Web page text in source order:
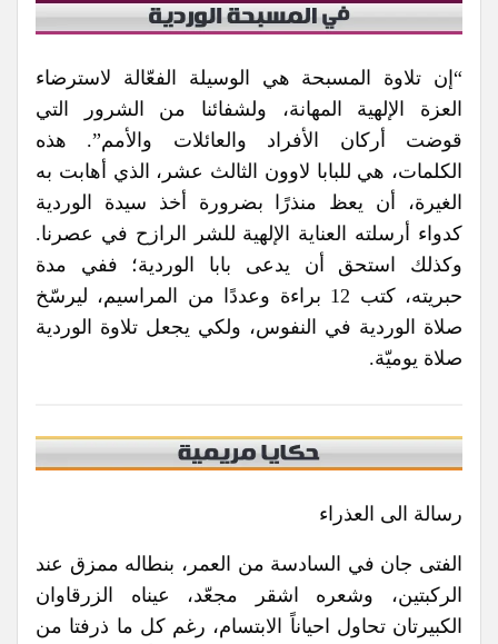
“إن تلاوة المسبحة هي الوسيلة الفعّالة لاسترضاء
العزة الإلهية المهانة، ولشفائنا من الشرور التي
قوضت أركان الأفراد والعائلات والأمم”. هذه
الكلمات، هي للبابا لاوون الثالث عشر، الذي أهابت به
الغيرة، أن يعظ منذرًا بضرورة أخذ سيدة الوردية
كدواء أرسلته العناية الإلهية للشر الرازح في عصرنا.
وكذلك استحق أن يدعى بابا الوردية؛ ففي مدة
حبريته، كتب 12 براءة وعددًا من المراسيم، ليرسّخ
صلاة الوردية في النفوس، ولكي يجعل تلاوة الوردية
صلاة يوميّة.
رسالة الى العذراء
الفتى جان في السادسة من العمر، بنطاله ممزق عند
الركبتين، وشعره اشقر مجعّد، عيناه الزرقاوان
الكبيرتان تحاول احياناً الابتسام، رغم كل ما ذرفتا من